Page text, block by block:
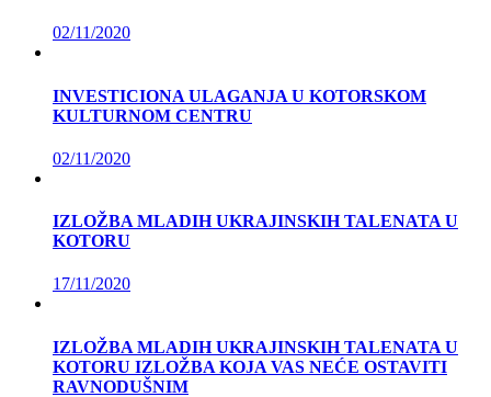
02/11/2020
INVESTICIONA ULAGANJA U KOTORSKOM
KULTURNOM CENTRU
02/11/2020
IZLOŽBA MLADIH UKRAJINSKIH TALENATA U
KOTORU
17/11/2020
IZLOŽBA MLADIH UKRAJINSKIH TALENATA U
KOTORU IZLOŽBA KOJA VAS NEĆE OSTAVITI
RAVNODUŠNIM